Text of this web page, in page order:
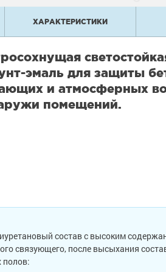
ХАРАКТЕРИСТИКИ
эмаль для защиты
и атмосферных
помещений.
состав с высоким
связующего, после высыхания
полов: